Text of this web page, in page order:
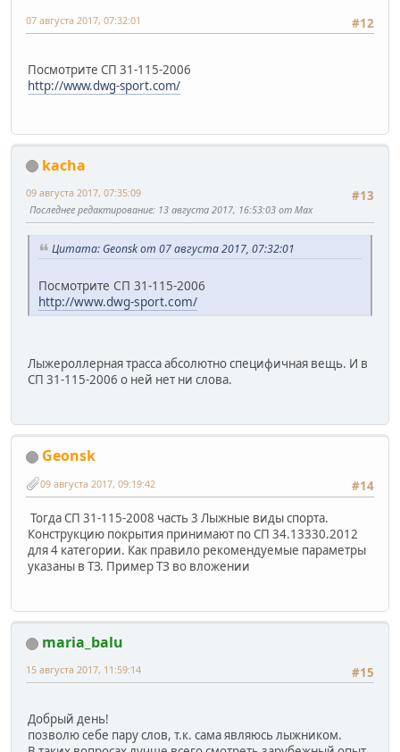
#12
07 августа 2017, 07:32:01
Посмотрите СП 31-115-2006
http://www.dwg-sport.com/
kacha
#13
09 августа 2017, 07:35:09
Последнее редактирование: 13 августа 2017, 16:53:03 от Max
Цитата: Geonsk от 07 августа 2017, 07:32:01
Посмотрите СП 31-115-2006
http://www.dwg-sport.com/
Лыжероллерная трасса абсолютно специфичная вещь. И в
СП 31-115-2006 о ней нет ни слова.
Geonsk
#14
09 августа 2017, 09:19:42
Тогда СП 31-115-2008 часть 3 Лыжные виды спорта.
Конструкцию покрытия принимают по СП 34.13330.2012
для 4 категории. Как правило рекомендуемые параметры
указаны в ТЗ. Пример ТЗ во вложении
maria_balu
#15
15 августа 2017, 11:59:14
Добрый день!
позволю себе пару слов, т.к. сама являюсь лыжником.